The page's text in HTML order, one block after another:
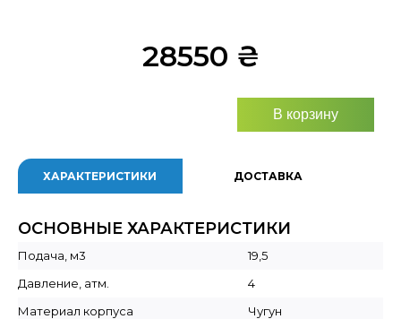
28550 ₴
В корзину
ХАРАКТЕРИСТИКИ ДОСТАВКА
ОСНОВНЫЕ ХАРАКТЕРИСТИКИ
Подача, м3
19,5
Давление, атм.
4
Материал корпуса
Чугун